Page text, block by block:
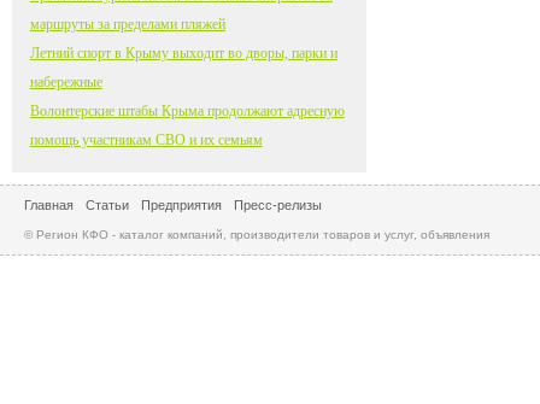
маршруты за пределами пляжей
Летний спорт в Крыму выходит во дворы, парки и
набережные
Волонтерские штабы Крыма продолжают адресную
помощь участникам СВО и их семьям
Главная Статьи Предприятия Пресс-релизы
© Регион КФО - каталог компаний, производители товаров и услуг, объявления